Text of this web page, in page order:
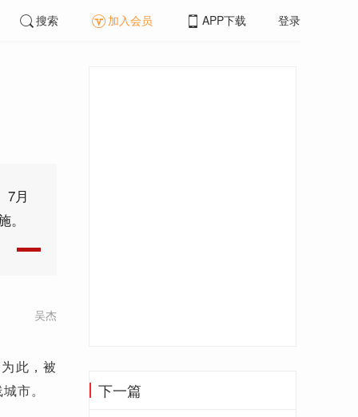
搜索 加入会员 APP下载 登录
7月
吴杰
此，被
市。
下一篇